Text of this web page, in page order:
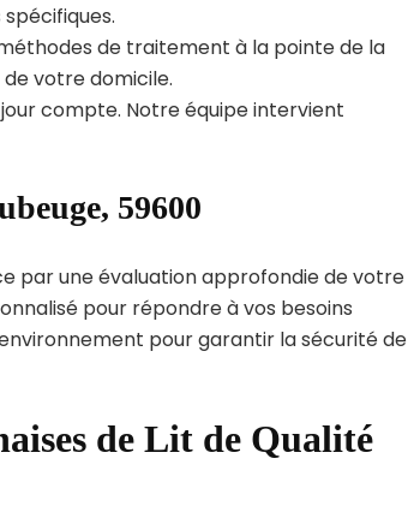
de traitement à la pointe de la
votre domicile.
compte. Notre équipe intervient
59600
par une évaluation approfondie de votre
pour répondre à vos besoins
pour garantir la sécurité de
de Lit de Qualité